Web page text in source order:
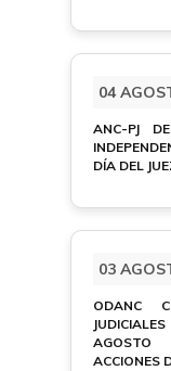
04
ANC-PJ
DÍA DEL
03
ODANC
AGOSTO
ACCIONES